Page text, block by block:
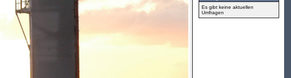
Es gibt keine aktuellen
Umfragen